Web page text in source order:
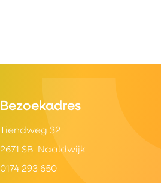
Bezoekadres
Tiendweg 32
2671 SB Naaldwijk
0174 293 650